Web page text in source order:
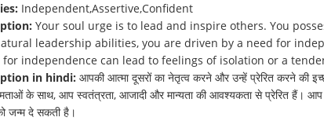
Independent,Assertive,Confident
Your soul urge is to lead and inspire others. You
leadership abilities, you are driven by a need for
independence can lead to feelings of isolation or a
in hindi: आपकी आत्मा दूसरों का नेतृत्व करने और उन्हें प्रेरित करने की
के साथ, आप स्वतंत्रता, आजादी और मान्यता की आवश्यकता से प्रेरित हैं।
जन्म दे सकती है।